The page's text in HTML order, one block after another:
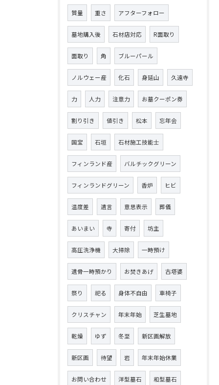
質量 重さ アフターフォロー
墓地購入後 石材店対応 R面取り
面取り 角 ブルーパール
ノルウェー産 化石 身延山 久遠寺
力 人力 注意力 お墓クーポン券
割り引き 値引き 松本 忘年会
国宝 石垣 石材施工技能士
フィンランド産 バルチックグリーン
フィンランドグリーン 香炉 ヒビ
温度差 遺言 意思表示 葬儀
あいまい 寺 寄付 坊主
高圧洗浄機 大掃除 一時預け
遺骨一時預かり お焚きあげ 古塔婆
祭り 祀る 身体不自由 車椅子
クリスチャン 年末年始 芝生墓地
乾燥 ゆず 冬至 新区画解放
新区画 待望 岩 年末年始休業
お問い合わせ 洋型墓石 和型墓石